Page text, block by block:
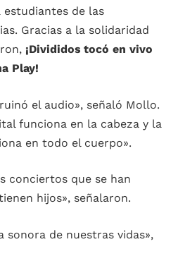
de las
Gracias a la solidaridad
¡Divididos tocó en vivo
Play!
el audio», señaló Mollo.
funciona en la cabeza y la
en todo el cuerpo».
conciertos que se han
hijos», señalaron.
sonora de nuestras vidas»,